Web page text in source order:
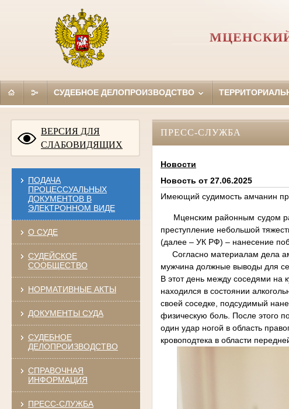
СУДЕБНОЕ ДЕЛОПРОИЗВОДСТВО
ВЕРСИЯ ДЛЯ
СЛАБОВИДЯЩИХ
ПОДАЧА
ПРОЦЕССУАЛЬНЫХ
ДОКУМЕНТОВ В
ЭЛЕКТРОННОМ ВИДЕ
О СУДЕ
СУДЕЙСКОЕ
СООБЩЕСТВО
НОРМАТИВНЫЕ АКТЫ
ДОКУМЕНТЫ СУДА
СУДЕБНОЕ
ДЕЛОПРОИЗВОДСТВО
СПРАВОЧНАЯ
ИНФОРМАЦИЯ
ПРЕСС-СЛУЖБА
ПРЕСС-СЛУЖБА
Новости
Новость от 27.06.2025
Имеющий судимость амчанин
Мценским районным судом
преступление небольшой
(далее – УК РФ) – нанесение
Согласно материалам дела
мужчина должные выводы для
В этот день между соседями на
находился в состоянии
своей соседке, подсудимый
физическую боль. После этого
один удар ногой в область
кровоподтека в области